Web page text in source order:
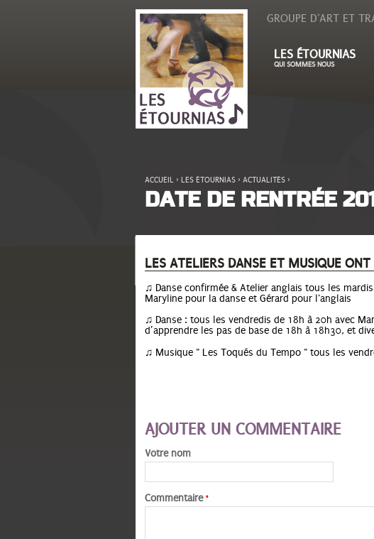
GROUPE D'ART ET
LES ÉTOURNIAS
QUI SOMMES NOUS
VOUS ÊTES ICI
ACCUEIL › LES ÉTOURNIAS› ACTUALITÉS›
DATE DE RENTRÉE
LES ATELIERS DANSE ET MUSIQUE
♫ Danse confirmée & Atelier anglais tous les
Maryline pour la danse et Gérard pour l'anglais
♫ Danse : tous les vendredis de 18h à 20h avec
d’apprendre les pas de base de 18h à 18h30, et
♫ Musique " Les Toqués du Tempo " tous les
AJOUTER UN COMMENTAIRE
Votre nom
Commentaire *